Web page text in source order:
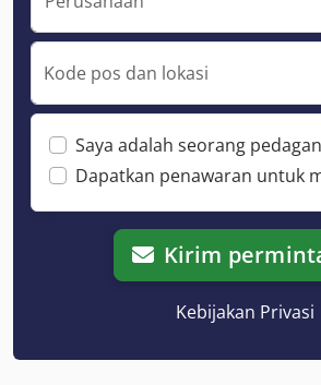
Kode pos dan lokasi
Saya adalah seorang
Dapatkan penawaran untuk
Kirim
Kebijakan Privasi